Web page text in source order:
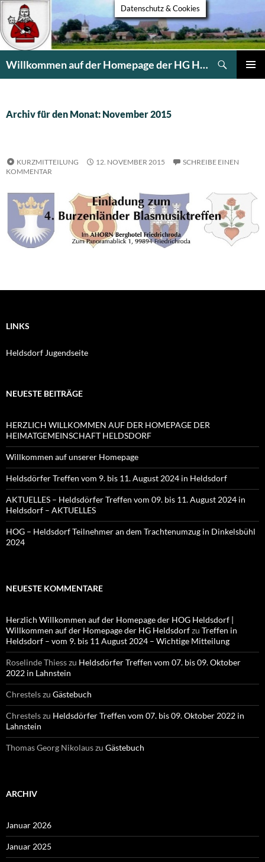
Willkommen auf der Homepage der HG Heldsdorf
Archiv für den Monat: November 2015
KURZMITTEILUNG 12. NOVEMBER 2015
SCHREIBE EINEN
KOMMENTAR
LINKS
Heldsdorf Jugendseite
NEUESTE BEITRÄGE
HERZLICH WILLKOMMEN AUF DER HOMEPAGE DER
HEIMATGEMEINSCHAFT HELDSDORF
Willkommen auf unserer Homepage
Heldsdörfer Treffen vom 9. bis 11. August 2024 in Heldsdorf
AKTUELLES – Heldsdörfer Treffen vom 09. bis 11. August 2024 in
Heldsdorf – AKTUELLES
HOG – Heldsdorf Teilnehmer an dem Trachtenumzug in Dinkelsbühl
2024
NEUESTE KOMMENTARE
Herzlich Willkommen auf der Homepage der HOG Heldsdorf |
Willkommen auf der Homepage der HG Heldsdorfzu Treffen in
Heldsdorf – vom 9. bis 11 August 2024 – Wichtige Mitteilung
Roselinde Thiesszu Heldsdörfer Treffen vom 07. bis 09. Oktober
2022 in Lahnstein
Chrestelszu Gästebuch
Chrestelszu Heldsdörfer Treffen vom 07. bis 09. Oktober 2022 in
Lahnstein
Thomas Georg Nikolauszu Gästebuch
ARCHIV
Januar 2026
Januar 2025
Datenschutz & Cookies